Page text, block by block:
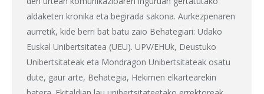
aldaketen kronika eta begirada sakona. Aurkezpenaren
aurretik, kide berri bat batu zaio Behategiari: Udako
Euskal Unibertsitatea (UEU). UPV/EHUk, Deustuko
Unibertsitateak eta Mondragon Unibertsitateak osatu
dute, gaur arte, Behategia, Hekimen elkartearekin